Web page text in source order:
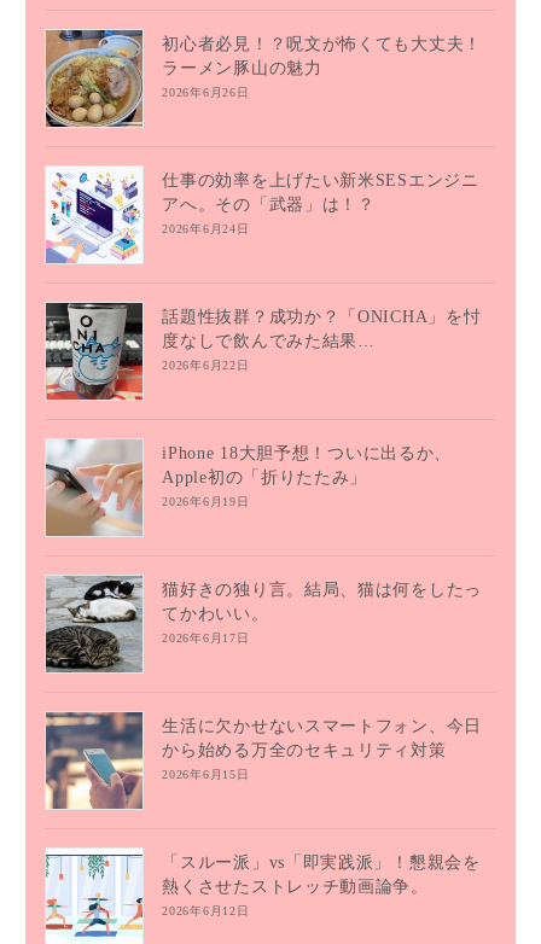
初心者必見！？呪文が怖くても大丈夫！
ラーメン豚山の魅力
2026年6月26日
仕事の効率を上げたい新米SESエンジニ
アへ。その「武器」は！？
2026年6月24日
話題性抜群？成功か？「ONICHA」を忖
度なしで飲んでみた結果…
2026年6月22日
iPhone 18大胆予想！ついに出るか、
Apple初の「折りたたみ」
2026年6月19日
猫好きの独り言。結局、猫は何をしたっ
てかわいい。
2026年6月17日
生活に欠かせないスマートフォン、今日
から始める万全のセキュリティ対策
2026年6月15日
「スルー派」vs「即実践派」！懇親会を
熱くさせたストレッチ動画論争。
2026年6月12日